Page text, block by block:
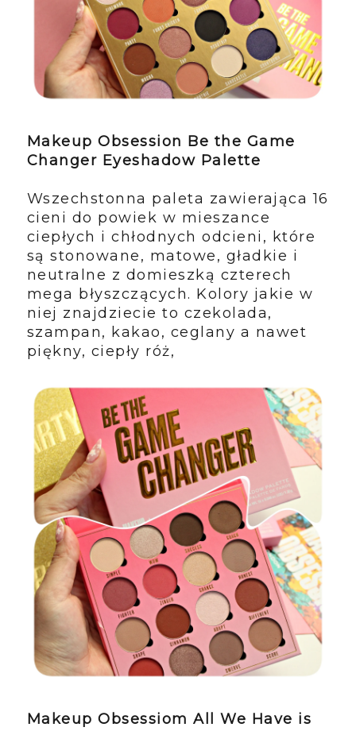
Makeup Obsession Be the Game
Changer Eyeshadow Palette
Wszechstonna paleta zawierająca 16
cieni do powiek w mieszance
ciepłych i chłodnych odcieni, które
są stonowane, matowe, gładkie i
neutralne z domieszką czterech
mega błyszczących. Kolory jakie w
niej znajdziecie to czekolada,
szampan, kakao, ceglany a nawet
piękny, ciepły róż,
Makeup Obsessiom All We Have is